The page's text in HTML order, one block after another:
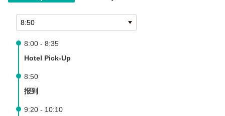
8:00 - 8:35
Hotel Pick-Up
8:50
报到
9:20 - 10:10